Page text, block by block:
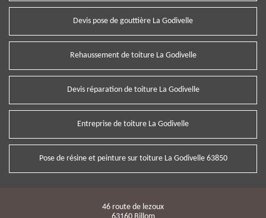
Devis pose de gouttière La Godivelle
Rehaussement de toiture La Godivelle
Devis réparation de toiture La Godivelle
Entreprise de toiture La Godivelle
Pose de résine et peinture sur toiture La Godivelle 63850
46 route de lezoux